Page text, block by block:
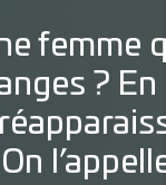
femme
?